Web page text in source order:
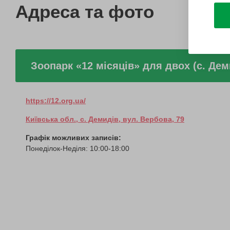
Адреса та фото
Зоопарк «12 місяців» для двох (с.
https://12.org.ua/
Київська обл., с. Демидів, вул. Вербова, 79
Графік можливих записів:
Понеділок-Неділя: 10:00-18:00